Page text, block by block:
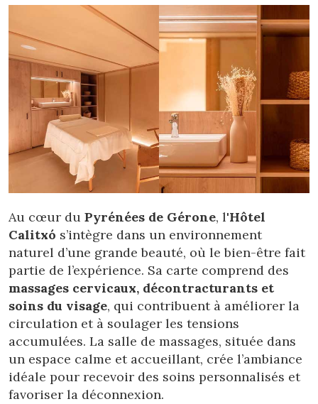
Au cœur du Pyrénées de Gérone, l'Hôtel
Calitxó s’intègre dans un environnement
naturel d’une grande beauté, où le bien-être fait
partie de l’expérience. Sa carte comprend des
massages cervicaux, décontracturants et
soins du visage, qui contribuent à améliorer la
circulation et à soulager les tensions
accumulées. La salle de massages, située dans
un espace calme et accueillant, crée l’ambiance
idéale pour recevoir des soins personnalisés et
favoriser la déconnexion.